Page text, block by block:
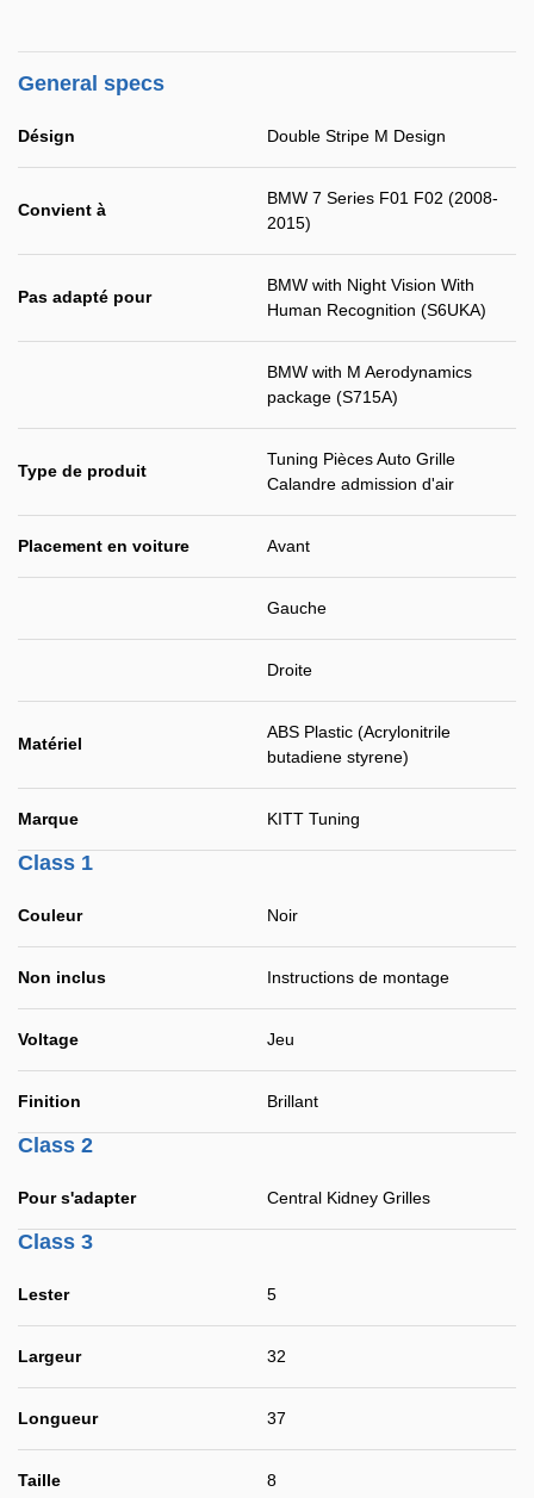
General specs
Désign Double Stripe M Design
Convient à
BMW 7 Series F01 F02 (2008-
2015)
Pas adapté pour
BMW with Night Vision With
Human Recognition (S6UKA)
BMW with M Aerodynamics
package (S715A)
Type de produit
Tuning Pièces Auto Grille
Calandre admission d'air
Placement en voiture Avant
Gauche
Droite
Matériel
ABS Plastic (Acrylonitrile
butadiene styrene)
Marque KITT Tuning
Class 1
Couleur Noir
Non inclus Instructions de montage
Voltage Jeu
Finition Brillant
Class 2
Pour s'adapter Central Kidney Grilles
Class 3
Lester 5
Largeur 32
Longueur 37
Taille 8